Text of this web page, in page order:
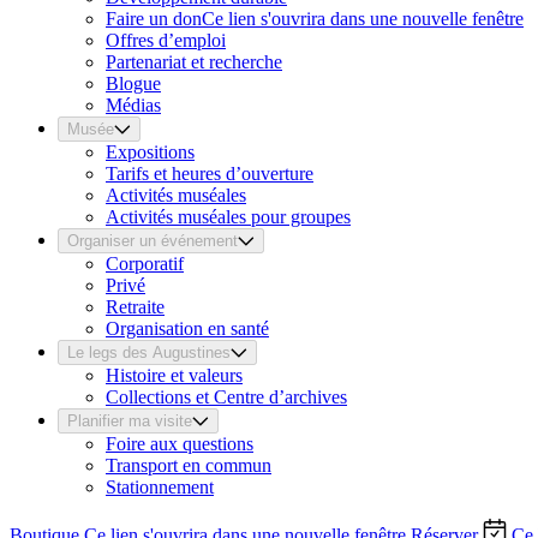
Faire un donCe lien s'ouvrira dans une nouvelle fenêtre
Offres d’emploi
Partenariat et recherche
Blogue
Médias
Musée
Expositions
Tarifs et heures d’ouverture
Activités muséales
Activités muséales pour groupes
Organiser un événement
Corporatif
Privé
Retraite
Organisation en santé
Le legs des Augustines
Histoire et valeurs
Collections et Centre d’archives
Planifier ma visite
Foire aux questions
Transport en commun
Stationnement